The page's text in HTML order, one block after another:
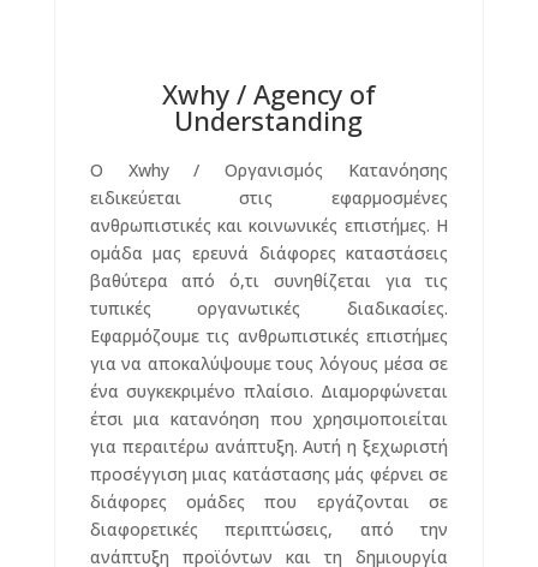
Xwhy / Agency of
Understanding
Ο Xwhy / Οργανισμός Κατανόησης
ειδικεύεται στις εφαρμοσμένες
ανθρωπιστικές και κοινωνικές επιστήμες. Η
ομάδα μας ερευνά διάφορες καταστάσεις
βαθύτερα από ό,τι συνηθίζεται για τις
τυπικές οργανωτικές διαδικασίες.
Εφαρμόζουμε τις ανθρωπιστικές επιστήμες
για να αποκαλύψουμε τους λόγους μέσα σε
ένα συγκεκριμένο πλαίσιο. Διαμορφώνεται
έτσι μια κατανόηση που χρησιμοποιείται
για περαιτέρω ανάπτυξη. Αυτή η ξεχωριστή
προσέγγιση μιας κατάστασης μάς φέρνει σε
διάφορες ομάδες που εργάζονται σε
διαφορετικές περιπτώσεις, από την
ανάπτυξη προϊόντων και τη δημιουργία